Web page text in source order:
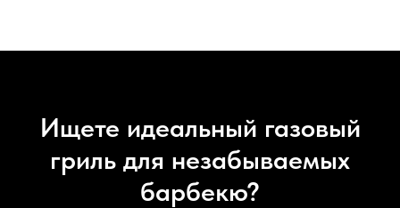
Ищете идеальный газовый
гриль для незабываемых
барбекю?